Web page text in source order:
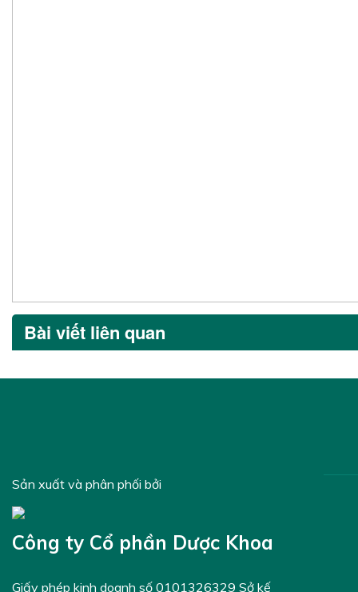
Bài viết liên quan
Sản xuất và phân phối bởi
Công ty Cổ phần Dược Khoa
Giấy phép kinh doanh số 0101326329 Sở kế